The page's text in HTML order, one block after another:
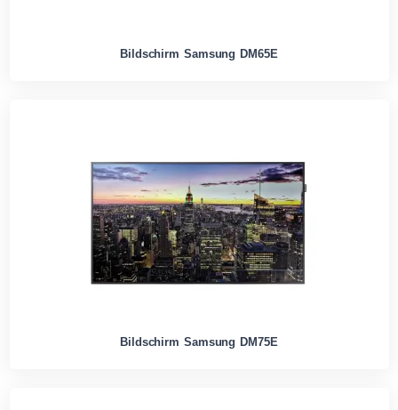
Bildschirm Samsung DM65E
Bildschirm Samsung DM75E